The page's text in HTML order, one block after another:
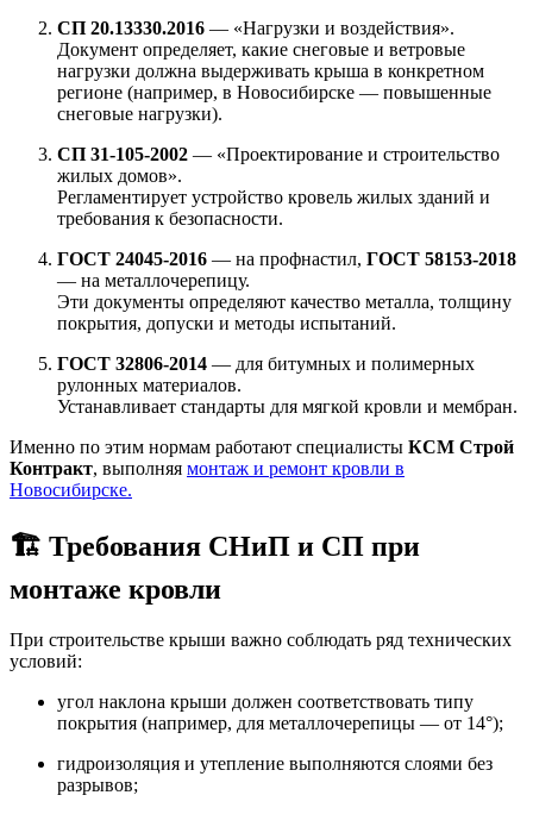
СП 20.13330.2016 — «Нагрузки и воздействия».
Документ определяет, какие снеговые и ветровые
нагрузки должна выдерживать крыша в конкретном
регионе (например, в Новосибирске — повышенные
снеговые нагрузки).
СП 31-105-2002 — «Проектирование и строительство
жилых домов».
Регламентирует устройство кровель жилых зданий и
требования к безопасности.
ГОСТ 24045-2016 — на профнастил, ГОСТ 58153-2018
— на металлочерепицу.
Эти документы определяют качество металла, толщину
покрытия, допуски и методы испытаний.
ГОСТ 32806-2014 — для битумных и полимерных
рулонных материалов.
Устанавливает стандарты для мягкой кровли и мембран.
Именно по этим нормам работают специалисты КСМ Строй
Контракт, выполняя монтаж и ремонт кровли в
Новосибирске.
🏗️ Требования СНиП и СП при
монтаже кровли
При строительстве крыши важно соблюдать ряд технических
условий:
угол наклона крыши должен соответствовать типу
покрытия (например, для металлочерепицы — от 14°);
гидроизоляция и утепление выполняются слоями без
разрывов;